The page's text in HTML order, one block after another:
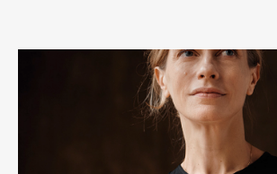
品，除前面提及的《父子情深》、《酒醉賣江
天字戲劇團、明華園黃字戲劇團演出，還有陳
作《崑崙》（繡花園戲劇團），似乎也正代表
作，然後經過時間的滌選，呈現出現在的陳勝